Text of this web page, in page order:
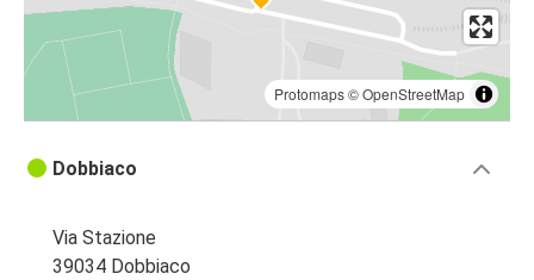
Protomaps©OpenStreetMap
Dobbiaco
Via Stazione
39034 Dobbiaco